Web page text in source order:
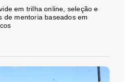
em trilha online, seleção e
de mentoria baseados em